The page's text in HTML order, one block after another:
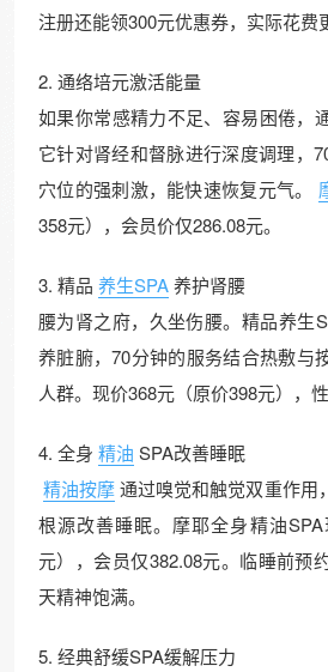
注册还能领300元优惠券，实际花费
2. 通络培元激活能量
如果你常感精力不足、容易困倦，
它针对肾经和督脉进行深度调理，
穴位的强刺激，能快速恢复元气。
358元），会员价仅286.08元。
3. 精品 养生SPA养护肾腰
腰为肾之府，久坐伤腰。精品养生
养脏腑，70分钟的服务结合热敷与
人群。现价368元（原价398元），性
4. 全身 精油 SPA改善睡眠
精油按摩通过嗅觉和触觉双重作用
根源改善睡眠。摩耶全身精油
元），会员仅382.08元。临睡前预
天精神饱满。
5. 经典舒缓SPA缓解压力